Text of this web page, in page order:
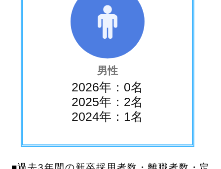
男性
2026年：0名
2025年：2名
2024年：1名
■過去3年間の新卒採用者数・離職者数・定